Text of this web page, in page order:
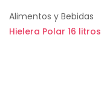
Alimentos y Bebidas
Hielera Polar 16 litros